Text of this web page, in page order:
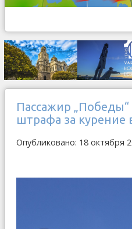
Пассажир „Победы“
штрафа за курение
Опубликовано: 18 октября